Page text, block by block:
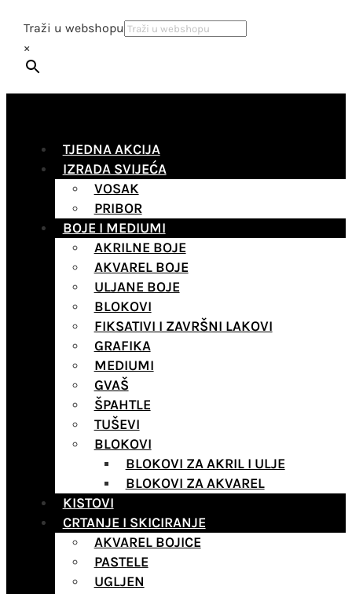
Traži u webshopu
×
TJEDNA AKCIJA
IZRADA SVIJEĆA
VOSAK
PRIBOR
BOJE I MEDIUMI
AKRILNE BOJE
AKVAREL BOJE
ULJANE BOJE
BLOKOVI
FIKSATIVI I ZAVRŠNI LAKOVI
GRAFIKA
MEDIUMI
GVAŠ
ŠPAHTLE
TUŠEVI
BLOKOVI
BLOKOVI ZA AKRIL I ULJE
BLOKOVI ZA AKVAREL
KISTOVI
CRTANJE I SKICIRANJE
AKVAREL BOJICE
PASTELE
UGLJEN